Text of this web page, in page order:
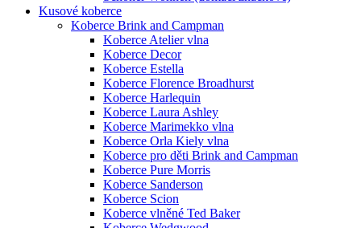
Kusové koberce
Koberce Brink and Campman
Koberce Atelier vlna
Koberce Decor
Koberce Estella
Koberce Florence Broadhurst
Koberce Harlequin
Koberce Laura Ashley
Koberce Marimekko vlna
Koberce Orla Kiely vlna
Koberce pro děti Brink and Campman
Koberce Pure Morris
Koberce Sanderson
Koberce Scion
Koberce vlněné Ted Baker